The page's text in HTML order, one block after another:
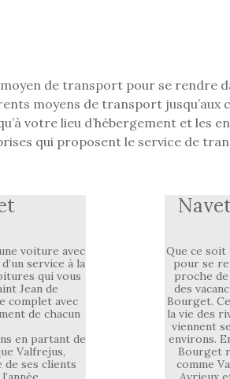
de transport pour se rendre
moyens de transport jusqu’aux
votre lieu d’hébergement et les
qui proposent le service de
voiture avec
service à la
qui vous
Jean de
complet avec
de chacun
en partant de
Valfrejus,
de ses clients
Que ce
pour se
proche
des
Bourget.
la vie des
viennent
environs.
Bourget
comme